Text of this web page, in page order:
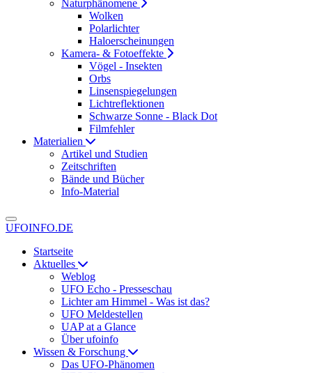
Naturphänomene
Wolken
Polarlichter
Haloerscheinungen
Kamera- & Fotoeffekte
Vögel - Insekten
Orbs
Linsenspiegelungen
Lichtreflektionen
Schwarze Sonne - Black Dot
Filmfehler
Materialien
Artikel und Studien
Zeitschriften
Bände und Bücher
Info-Material
UFOINFO.DE
Startseite
Aktuelles
Weblog
UFO Echo - Presseschau
Lichter am Himmel - Was ist das?
UFO Meldestellen
UAP at a Glance
Über ufoinfo
Wissen & Forschung
Das UFO-Phänomen